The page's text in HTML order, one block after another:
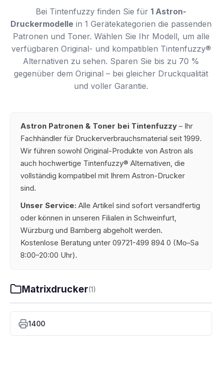
Bei Tintenfuzzy finden Sie für 1 Astron-
Druckermodelle in 1 Gerätekategorien die passenden
Patronen und Toner. Wählen Sie Ihr Modell, um alle
verfügbaren Original- und kompatiblen Tintenfuzzy®
Alternativen zu sehen. Sparen Sie bis zu 70 %
gegenüber dem Original – bei gleicher Druckqualität
und voller Garantie.
Astron Patronen & Toner bei Tintenfuzzy – Ihr
Fachhändler für Druckerverbrauchsmaterial seit 1999.
Wir führen sowohl Original-Produkte von Astron als
auch hochwertige Tintenfuzzy® Alternativen, die
vollständig kompatibel mit Ihrem Astron-Drucker
sind.
Unser Service: Alle Artikel sind sofort versandfertig
oder können in unseren Filialen in Schweinfurt,
Würzburg und Bamberg abgeholt werden.
Kostenlose Beratung unter 09721-499 894 0 (Mo–Sa
8:00–20:00 Uhr).
Matrixdrucker(1)
1400